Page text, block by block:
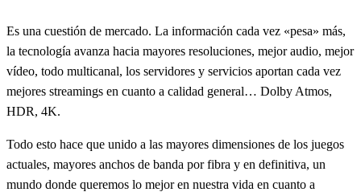
Es una cuestión de mercado. La información cada vez «pesa» más,
la tecnología avanza hacia mayores resoluciones, mejor audio, mejor
vídeo, todo multicanal, los servidores y servicios aportan cada vez
mejores streamings en cuanto a calidad general… Dolby Atmos,
HDR, 4K.
Todo esto hace que unido a las mayores dimensiones de los juegos
actuales, mayores anchos de banda por fibra y en definitiva, un
mundo donde queremos lo mejor en nuestra vida en cuanto a